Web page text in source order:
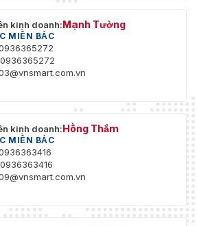
kinh doanh:Mạnh Tường
MIỀN BẮC
kinh doanh:Hồng Thắm
MIỀN BẮC